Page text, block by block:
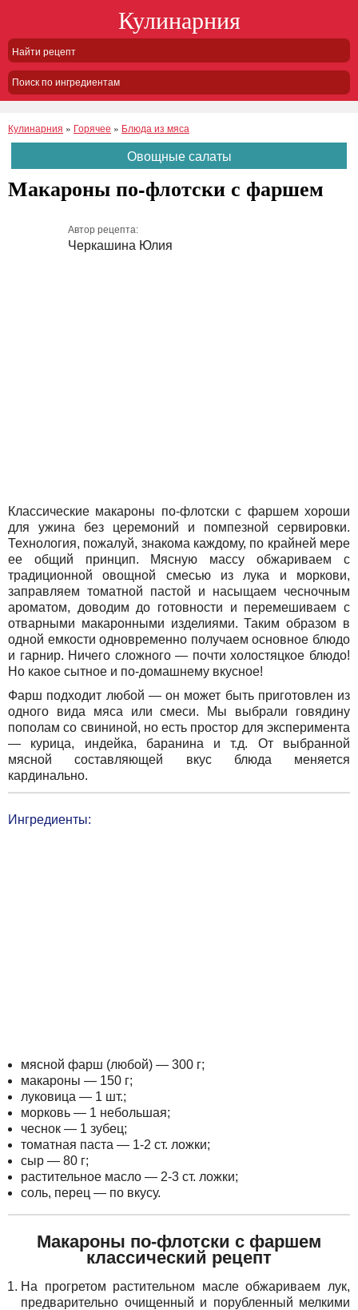
Кулинарния
Поиск по ингредиентам
Кулинарния » Горячее » Блюда из мяса
Овощные салаты
Макароны по-флотски с фаршем
Автор рецепта:
Черкашина Юлия
Классические макароны по-флотски с фаршем хороши
для ужина без церемоний и помпезной сервировки.
Технология, пожалуй, знакома каждому, по крайней мере
ее общий принцип. Мясную массу обжариваем с
традиционной овощной смесью из лука и моркови,
заправляем томатной пастой и насыщаем чесночным
ароматом, доводим до готовности и перемешиваем с
отварными макаронными изделиями. Таким образом в
одной емкости одновременно получаем основное блюдо
и гарнир. Ничего сложного — почти холостяцкое блюдо!
Но какое сытное и по-домашнему вкусное!
Фарш подходит любой — он может быть приготовлен из
одного вида мяса или смеси. Мы выбрали говядину
пополам со свининой, но есть простор для эксперимента
— курица, индейка, баранина и т.д. От выбранной
мясной составляющей вкус блюда меняется
кардинально.
Ингредиенты:
мясной фарш (любой) — 300 г;
макароны — 150 г;
луковица — 1 шт.;
морковь — 1 небольшая;
чеснок — 1 зубец;
томатная паста — 1-2 ст. ложки;
сыр — 80 г;
растительное масло — 2-3 ст. ложки;
соль, перец — по вкусу.
Макароны по-флотски с фаршем
классический рецепт
На прогретом растительном масле обжариваем лук,
предварительно очищенный и порубленный мелкими